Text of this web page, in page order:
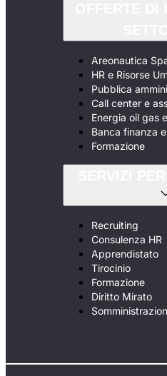
Areonautica
HR e Risorse
Pubblica
Call center e
Energia oil gas
Banca finanza
Formazione
Recruiting
Consulenza HR
Apprendistato
Tirocinio
Formazione
Diritto Mirato